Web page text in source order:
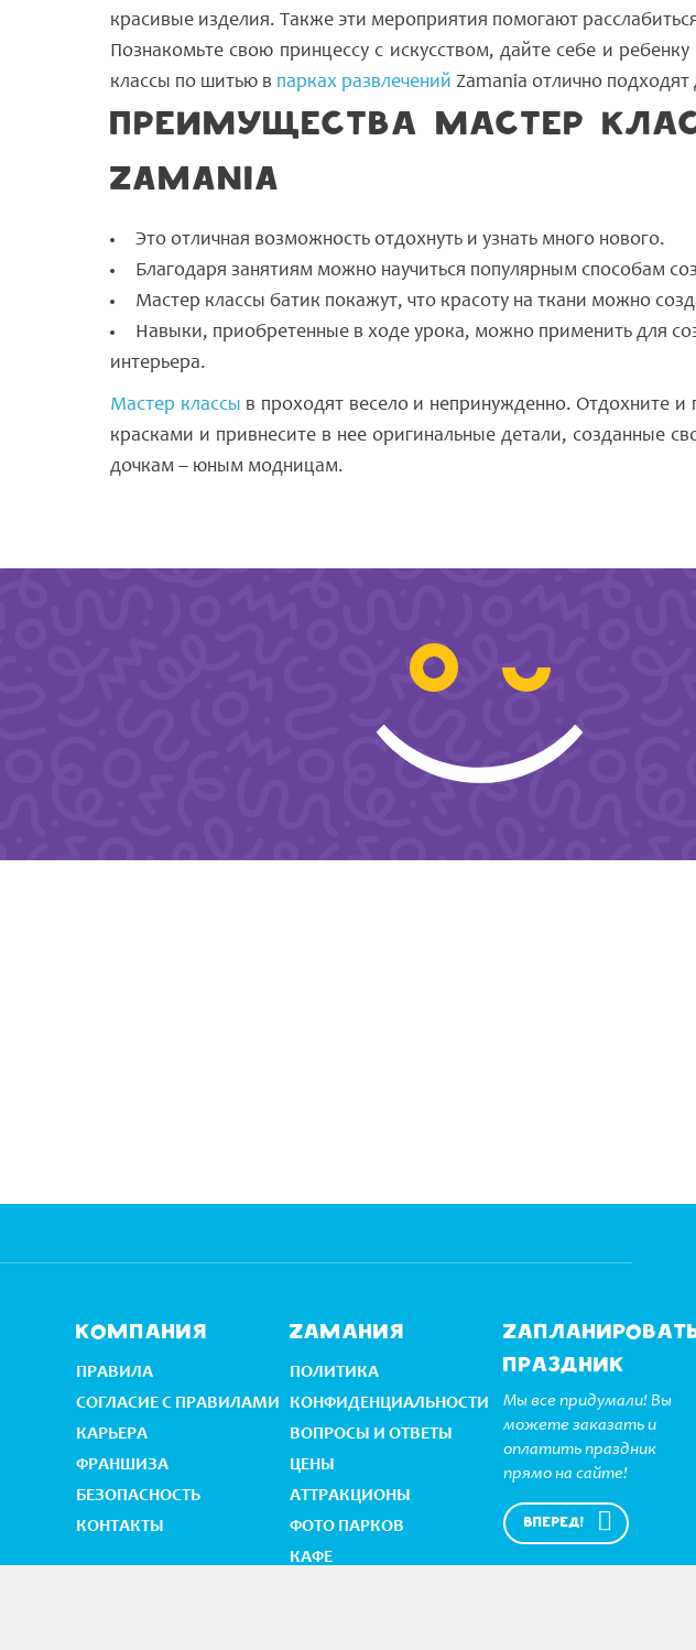
красивые изделия. Также эти мероприятия помогают
Познакомьте свою принцессу с искусством, дайте себе и
классы по шитью в парках развлечений Zamania отлично подходят
Преимущества мастер
Zamania
Это отличная возможность отдохнуть и узнать много нового.
Благодаря занятиям можно научиться популярным способам
Мастер классы батик покажут, что красоту на ткани можно
Навыки, приобретенные в ходе урока, можно применить для
интерьера.
Мастер классы в проходят весело и непринужденно. Отдохните
красками и привнесите в нее оригинальные детали, созданные
дочкам – юным модницам.
Компания
ПРАВИЛА
СОГЛАСИЕ С ПРАВИЛАМИ
КАРЬЕРА
ФРАНШИЗА
БЕЗОПАСНОСТЬ
КОНТАКТЫ
Zамания
ПОЛИТИКА
КОНФИДЕНЦИАЛЬНОСТИ
ВОПРОСЫ И ОТВЕТЫ
ЦEНЫ
АТТРАКЦИОНЫ
ФОТО ПАРКОВ
КАФЕ
праздник
Мы все придумали! Вы
можете заказать и
оплатить праздник
прямо на сайте!
ВПЕРЕД!